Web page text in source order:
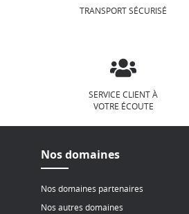
TRANSPORT SÉCURISÉ
SERVICE CLIENT À
VOTRE ÉCOUTE
Nos domaines
Nos domaines partenaires
Nos autres domaines